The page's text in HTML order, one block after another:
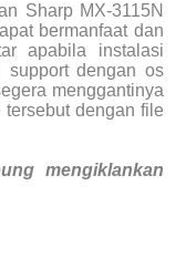
Sharp MX-3115N
bermanfaat dan
apabila instalasi
support dengan os
menggantinya
dengan file
mengiklankan